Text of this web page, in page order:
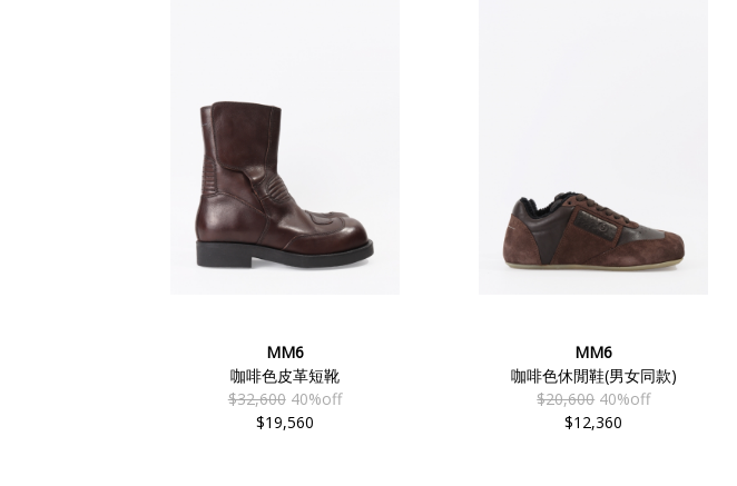
MM6
咖啡色皮革短靴
$32,600 40%off
$19,560
MM6
咖啡色休閒鞋(男女同款)
$20,600 40%off
$12,360